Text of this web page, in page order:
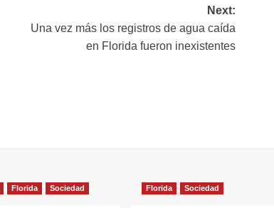
Next:
Una vez más los registros de agua caída
en Florida fueron inexistentes
Florida Sociedad Florida Sociedad